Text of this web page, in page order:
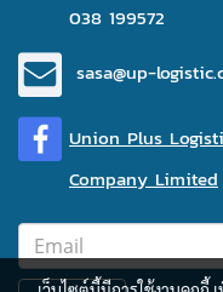
038 199572
sasa@up-
Union Plus
Company Limited